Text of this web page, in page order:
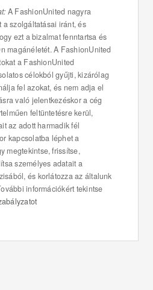
A FashionUnited nagyra
szolgáltatásai iránt, és
ezt a bizalmat fenntartsa és
magánéletét. A FashionUnited
a FashionUnited
célokból gyűjti, kizárólag
fel azokat, és nem adja el
való jelentkezéskor a cég
feltüntetésre kerül,
az adott harmadik fél
kapcsolatba léphet a
megtekintse, frissítse,
személyes adatait a
és korlátozza az általunk
információkért tekintse